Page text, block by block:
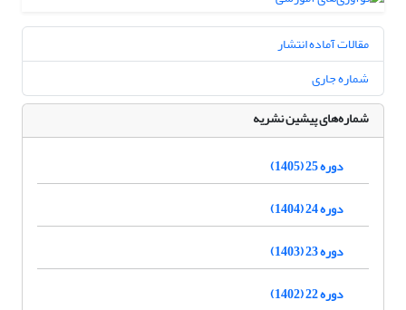
مقالات آماده انتشار
شماره جاری
شماره‌های پیشین نشریه
دوره 25 (1405)
دوره 24 (1404)
دوره 23 (1403)
دوره 22 (1402)